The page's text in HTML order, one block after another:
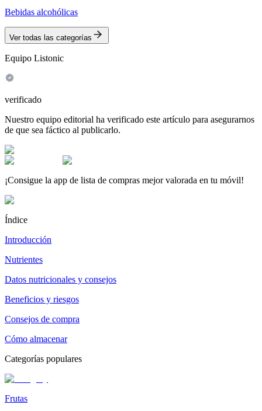
Bebidas alcohólicas
Ver todas las categorías
Equipo Listonic
verificado
Nuestro equipo editorial ha verificado este artículo para asegurarnos
de que sea fáctico al publicarlo.
¡Consigue la app de lista de compras mejor valorada en tu móvil!
Índice
Introducción
Nutrientes
Datos nutricionales y consejos
Beneficios y riesgos
Consejos de compra
Cómo almacenar
Categorías populares
Frutas